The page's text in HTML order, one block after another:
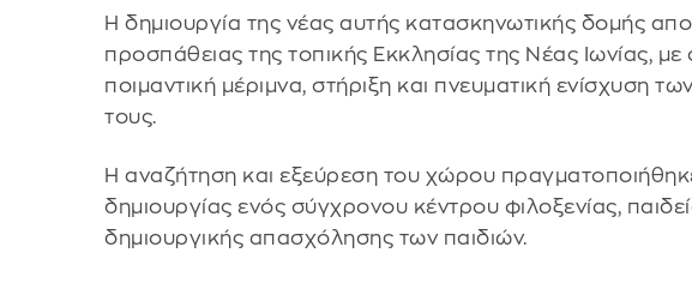
Η δημιουργία της νέας αυτής κατασκηνωτικής δομής
προσπάθειας της τοπικής Εκκλησίας της Νέας Ιωνίας,
ποιμαντική μέριμνα, στήριξη και πνευματική ενίσχυση
τους.
Η αναζήτηση και εξεύρεση του χώρου
δημιουργίας ενός σύγχρονου κέντρου φιλοξενίας,
δημιουργικής απασχόλησης των παιδιών.